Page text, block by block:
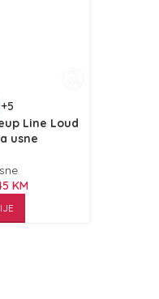
+5
Line Loud
usne
KM